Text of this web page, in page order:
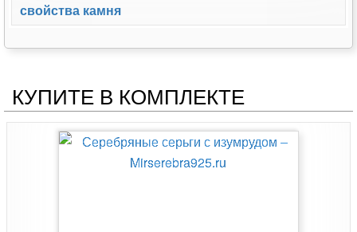
свойства камня
КУПИТЕ В КОМПЛЕКТЕ